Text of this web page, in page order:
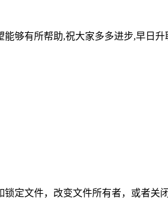
够有所帮助,祝大家多多进步,早日升
定文件，改变文件所有者，或者关